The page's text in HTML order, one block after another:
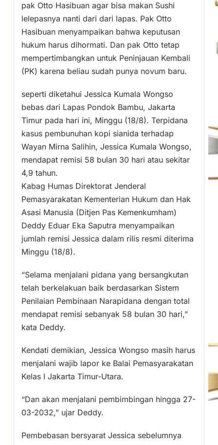
pak Otto Hasibuan agar bisa makan Sushi
lelepasnya nanti dari dari lapas. Pak Otto
Hasibuan menyampaikan bahwa keputusan
hukum harus dihormati. Dan pak Otto tetap
mempertimbangkan untuk Peninjauan Kembali
(PK) karena beliau sudah punya novum baru.
seperti diketahui Jessica Kumala Wongso
bebas dari Lapas Pondok Bambu, Jakarta
Timur pada hari ini, Minggu (18/8). Terpidana
kasus pembunuhan kopi sianida terhadap
Wayan Mirna Salihin, Jessica Kumala Wongso,
mendapat remisi 58 bulan 30 hari atau sekitar
4,9 tahun.
Kabag Humas Direktorat Jenderal
Pemasyarakatan Kementerian Hukum dan Hak
Asasi Manusia (Ditjen Pas Kemenkumham)
Deddy Eduar Eka Saputra menyampaikan
jumlah remisi Jessica dalam rilis resmi diterima
Minggu (18/8).
“Selama menjalani pidana yang bersangkutan
telah berkelakuan baik berdasarkan Sistem
Penilaian Pembinaan Narapidana dengan total
mendapat remisi sebanyak 58 bulan 30 hari,”
kata Deddy.
Kendati demikian, Jessica Wongso masih harus
menjalani wajib lapor ke Balai Pemasyarakatan
Kelas I Jakarta Timur-Utara.
“Dan akan menjalani pembimbingan hingga 27-
03-2032,” ujar Deddy.
Pembebasan bersyarat Jessica sebelumnya